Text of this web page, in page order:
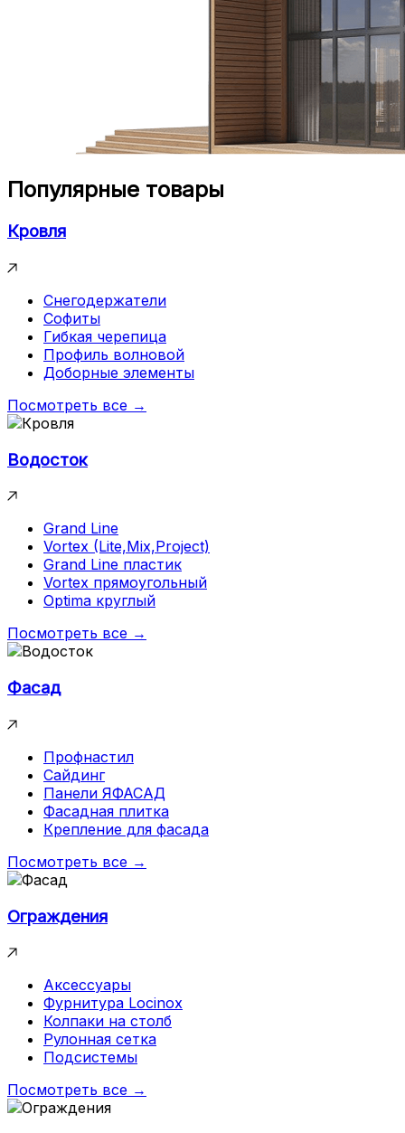
Популярные товары
Кровля
Снегодержатели
Софиты
Гибкая черепица
Профиль волновой
Доборные элементы
Посмотреть все →
Водосток
Grand Line
Vortex (Lite,Mix,Project)
Grand Line пластик
Vortex прямоугольный
Optima круглый
Посмотреть все →
Фасад
Профнастил
Сайдинг
Панели ЯФАСАД
Фасадная плитка
Крепление для фасада
Посмотреть все →
Ограждения
Аксессуары
Фурнитура Locinox
Колпаки на столб
Рулонная сетка
Подсистемы
Посмотреть все →